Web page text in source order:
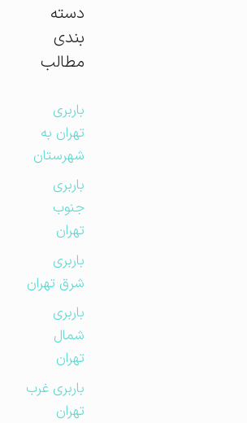
دسته
بندی
مطالب
باربری
تهران به
شهرستان
باربری
جنوب
تهران
باربری
شرق تهران
باربری
شمال
تهران
باربری غرب
تهران